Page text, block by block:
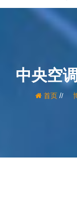
中央空
首页/